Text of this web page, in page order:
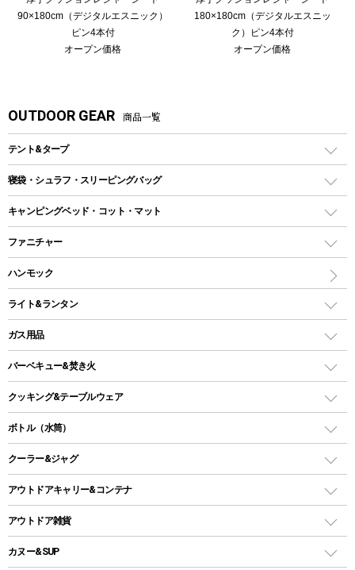
90×180cm（デジタルエスニック）
ピン4本付
オープン価格
180×180cm（デジタルエスニッ
ク）ピン4本付
オープン価格
OUTDOOR GEAR 商品一覧
テント&タープ
テント
ツールームテント
ワンポールテント
シェルターテント
ロッジ型・オリジナルテント
タープ
スクエアタープ（レクタタープ）
メッシュタープ
自立式タープ
パラソル
テントアクセサリー
ペグ
寝袋・シュラフ・スリーピングバッグ
レクタングラー型（封筒型）シュラフ
インナーシュラフ
キャンピングベッド・コット・マット
キャンピングベッド・コット
インフレータブルマット
ファニチャー
アウトドアテーブル
レジャーシート
ハンモック
ライト&ランタン
LEDランタン
ガスランタン
オイルランタン
LEDライト
ヘッドライト
キャンドル
ガス用品
ガスバーナー
ガス缶
ガストーチ、ライター
バーベキュー&焚き火
バーベキューコンロ、グリル
焚き火台タイプ（ロースタイル）グリル
卓上タイプグリル
パーティータイプグリル
鉄板、アミ
クッキング&テーブルウェア
ダッチオーブン
ホットサンドメーカー
クッカーセット
シェラカップ
ボトル（水筒）
ステンレスボトル
コップ付きタイプ
ワンタッチタイプ
プラスチックボトル
クーラー&ジャグ
クーラーボックス
クーラーバッグ
ウォータージャグ
アウトドアキャリー&コンテナ
アウトドアキャリー
アウトドア雑貨
バックパック&バッグ
カヌー&SUP